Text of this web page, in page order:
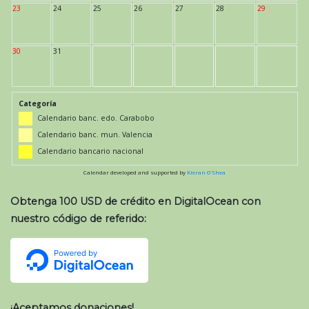
23 24 25 26 27 28 29
30 31
Categoría
Calendario banc. edo. Carabobo
Calendario banc. mun. Valencia
Calendario bancario nacional
Calendar developed and supported by Kieran O'Shea
Obtenga 100 USD de crédito en DigitalOcean con
nuestro código de referido: